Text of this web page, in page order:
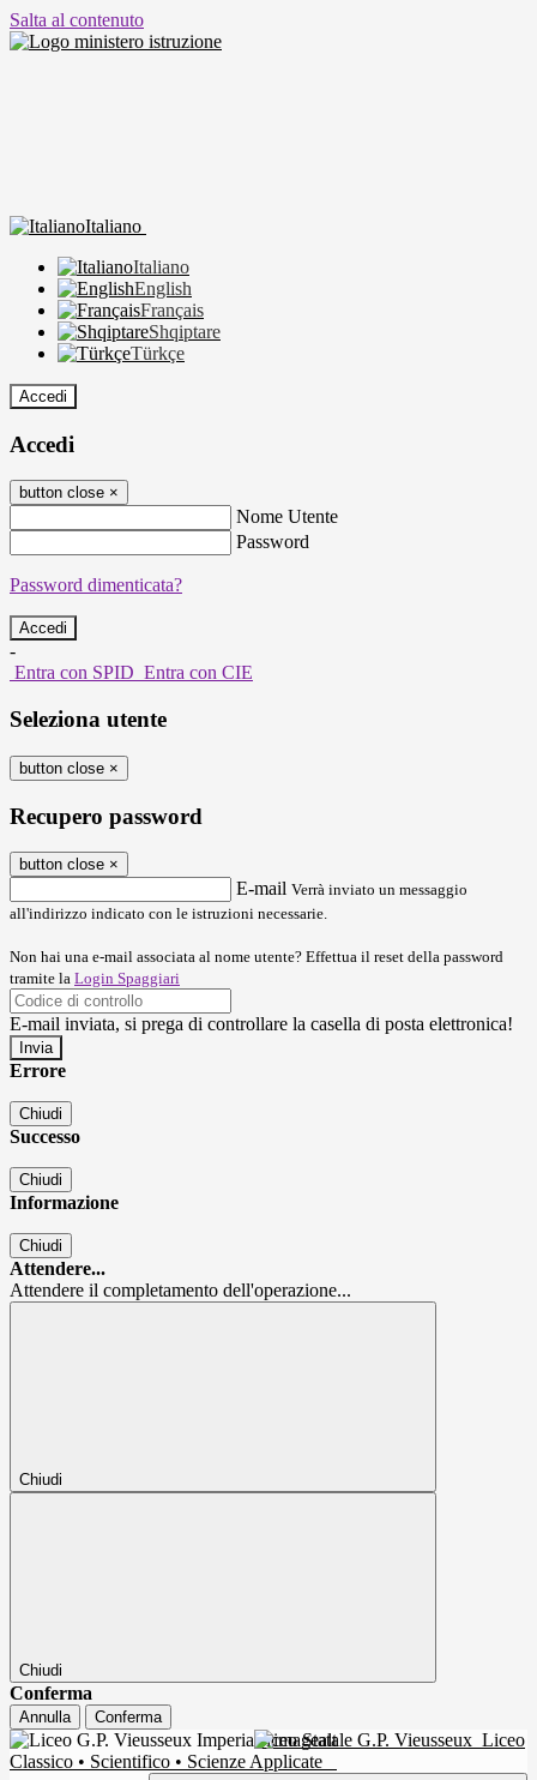
Salta al contenuto
Italiano
Italiano
English
Français
Shqiptare
Türkçe
Accedi
Accedi
button close ×
Nome Utente
Password
Password dimenticata?
-
Entra con SPID Entra con CIE
Seleziona utente
button close ×
Recupero password
button close ×
E-mail Verrà inviato un messaggio
all'indirizzo indicato con le istruzioni necessarie.
Non hai una e-mail associata al nome utente? Effettua il reset della password
tramite la Login Spaggiari
E-mail inviata, si prega di controllare la casella di posta elettronica!
Errore
Chiudi
Successo
Chiudi
Informazione
Chiudi
Attendere...
Attendere il completamento dell'operazione...
Chiudi
Chiudi
Conferma
Annulla Conferma
Liceo Statale G.P. Vieusseux Liceo
Classico • Scientifico • Scienze Applicate